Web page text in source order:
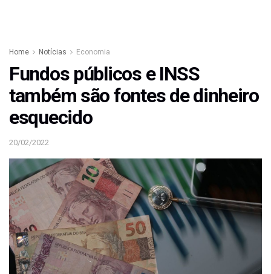
Home Notícias Economia
Fundos públicos e INSS
também são fontes de dinheiro
esquecido
20/02/2022